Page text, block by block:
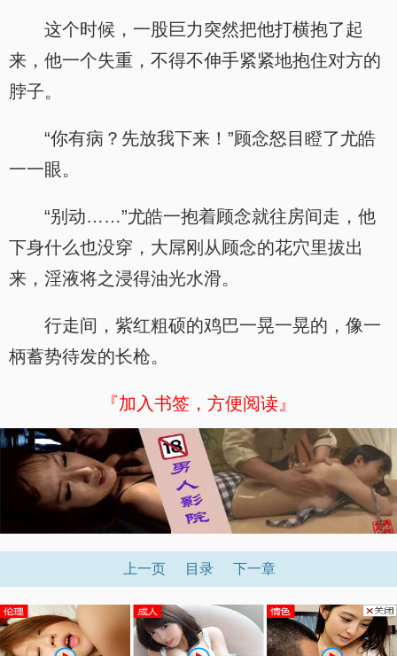
这个时候，一股巨力突然把他打横抱了起
来，他一个失重，不得不伸手紧紧地抱住对方的
脖子。
“你有病？先放我下来！”顾念怒目瞪了尤皓
一一眼。
“别动……”尤皓一抱着顾念就往房间走，他
下身什么也没穿，大屌刚从顾念的花穴里拔出
来，淫液将之浸得油光水滑。
行走间，紫红粗硕的鸡巴一晃一晃的，像一
柄蓄势待发的长枪。
『加入书签，方便阅读』
上一页 目录 下一章